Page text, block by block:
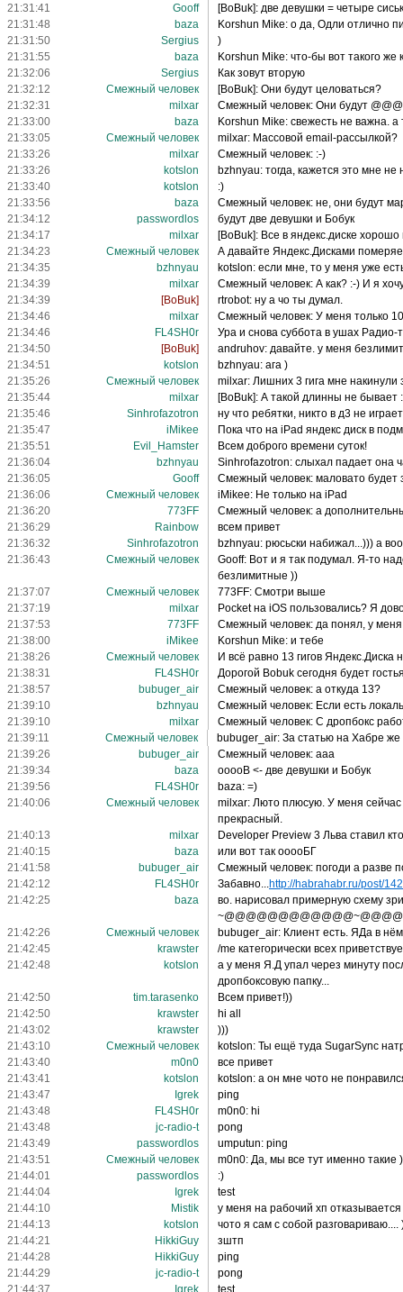
21:31:41
Gooff
[BoBuk]: две девушки = четыре
21:31:48
baza
Korshun Mike: о да, Одли отлично
21:31:50
Sergius
)
21:31:55
baza
Korshun Mike: что-бы вот такого же
21:32:06
Sergius
Как зовут вторую
21:32:12
Смежный человек
[BoBuk]: Они будут целоваться?
21:32:31
milxar
Смежный человек: Они будут
21:33:00
baza
Korshun Mike: свежесть не важна.
21:33:05
Смежный человек
milxar: Массовой email-рассылкой?
21:33:26
milxar
Смежный человек: :-)
21:33:26
kotslon
bzhnyau: тогда, кажется это мне
21:33:40
kotslon
:)
21:33:56
baza
Смежный человек: не, они будут
21:34:12
passwordlos
будут две девушки и Бобук
21:34:17
milxar
[BoBuk]: Все в яндекс.диске
21:34:23
Смежный человек
А давайте Яндекс.Дисками
21:34:35
bzhnyau
kotslon: если мне, то у меня уже
21:34:39
milxar
Смежный человек: А как? :-) И я
21:34:39
[BoBuk]
rtrobot: ну а чо ты думал.
21:34:46
milxar
Смежный человек: У меня только
21:34:46
FL4SH0r
Ура и снова суббота в ушах Радио-
21:34:50
[BoBuk]
andruhov: давайте. у меня
21:34:51
kotslon
bzhnyau: ага )
21:35:26
Смежный человек
milxar: Лишних 3 гига мне
21:35:44
milxar
[BoBuk]: А такой длинны не бывает
21:35:46
Sinhrofazotron
ну что ребятки, никто в д3 не
21:35:47
iMikee
Пока что на iPad яндекс диск в
21:35:51
Evil_Hamster
Всем доброго времени суток!
21:36:04
bzhnyau
Sinhrofazotron: слыхал падает она
21:36:05
Gooff
Смежный человек: маловато будет
21:36:06
Смежный человек
iMikee: Не только на iPad
21:36:20
773FF
Смежный человек: а
21:36:29
Rainbow
всем привет
21:36:32
Sinhrofazotron
bzhnyau: рюсьски набижал...))) а
21:36:43
Смежный человек
Gooff: Вот и я так подумал. Я-то
безлимитные ))
21:37:07
Смежный человек
773FF: Смотри выше
21:37:19
milxar
Pocket на iOS пользовались? Я
21:37:53
773FF
Смежный человек: да понял, у
21:38:00
iMikee
Korshun Mike: и тебе
21:38:26
Смежный человек
И всё равно 13 гигов Яндекс.Диска
21:38:31
FL4SH0r
Дорогой Bobuk сегодня будет
21:38:57
bubuger_air
Смежный человек: а откуда 13?
21:39:10
bzhnyau
Смежный человек: Если есть
21:39:10
milxar
Смежный человек: C дропбокс
21:39:11
Смежный человек
bubuger_air: За статью на Хабре же
21:39:26
bubuger_air
Смежный человек: ааа
21:39:34
baza
ooooB <- две девушки и Бобук
21:39:56
FL4SH0r
baza: =)
21:40:06
Смежный человек
milxar: Люто плюсую. У меня сейчас
прекрасный.
21:40:13
milxar
Developer Preview 3 Льва ставил
21:40:15
baza
или вот так ооооБГ
21:41:58
bubuger_air
Смежный человек: погоди а разве
21:42:12
FL4SH0r Забавно...http://habrahabr.ru/post/
21:42:25
baza
во. нарисовал примерную схему
21:42:26
Смежный человек
bubuger_air: Клиент есть. ЯДа в
21:42:45
krawster
/me категорически всех
21:42:48
kotslon
а у меня Я.Д упал через минуту
дропбоксовую папку...
21:42:50
tim.tarasenko
Всем привет!))
21:42:50
krawster
hi all
21:43:02
krawster
)))
21:43:10
Смежный человек
kotslon: Ты ещё туда SugarSync
21:43:40
m0n0
все привет
21:43:41
kotslon
kotslon: а он мне чото не
21:43:47
Igrek
ping
21:43:48
FL4SH0r
m0n0: hi
21:43:48
jc-radio-t
pong
21:43:49
passwordlos
umputun: ping
21:43:51
Смежный человек
m0n0: Да, мы все тут именно такие
21:44:01
passwordlos
:)
21:44:04
Igrek
test
21:44:10
Mistik
у меня на рабочий хп отказывается
21:44:13
kotslon
чото я сам с собой разговариваю....
21:44:21
HikkiGuy
зштп
21:44:28
HikkiGuy
ping
21:44:29
jc-radio-t
pong
21:44:37
Igrek test